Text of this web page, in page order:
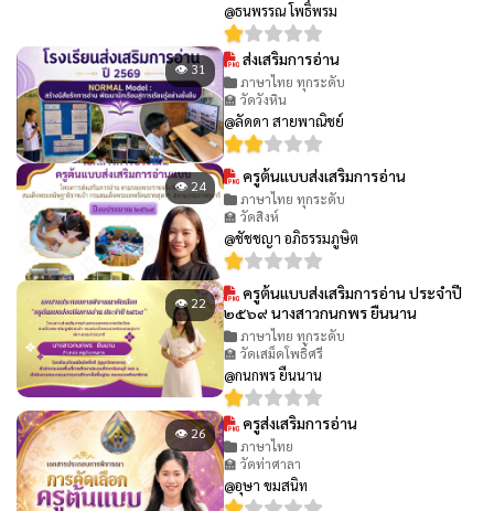
@ธนพรรณ โพธิ์พรม
👁 31 ส่งเสริมการอ่าน
ภาษาไทย ทุกระดับ
🏫 วัดวังหิน
@ลัดดา สายพาณิชย์
👁 24 ครูต้นแบบส่งเสริมการอ่าน
ภาษาไทย ทุกระดับ
🏫 วัดสิงห์
@ชัชชญา อภิธรรมภูษิต
👁 22
ครูต้นแบบส่งเสริมการอ่าน ประจำปี
๒๕๖๙ นางสาวกนกพร ยืนนาน
ภาษาไทย ทุกระดับ
🏫 วัดเสม็ดโพธิ์ศรี
@กนกพร ยืนนาน
👁 26 ครูส่งเสริมการอ่าน
ภาษาไทย
🏫 วัดท่าศาลา
@อุษา ขมสนิท